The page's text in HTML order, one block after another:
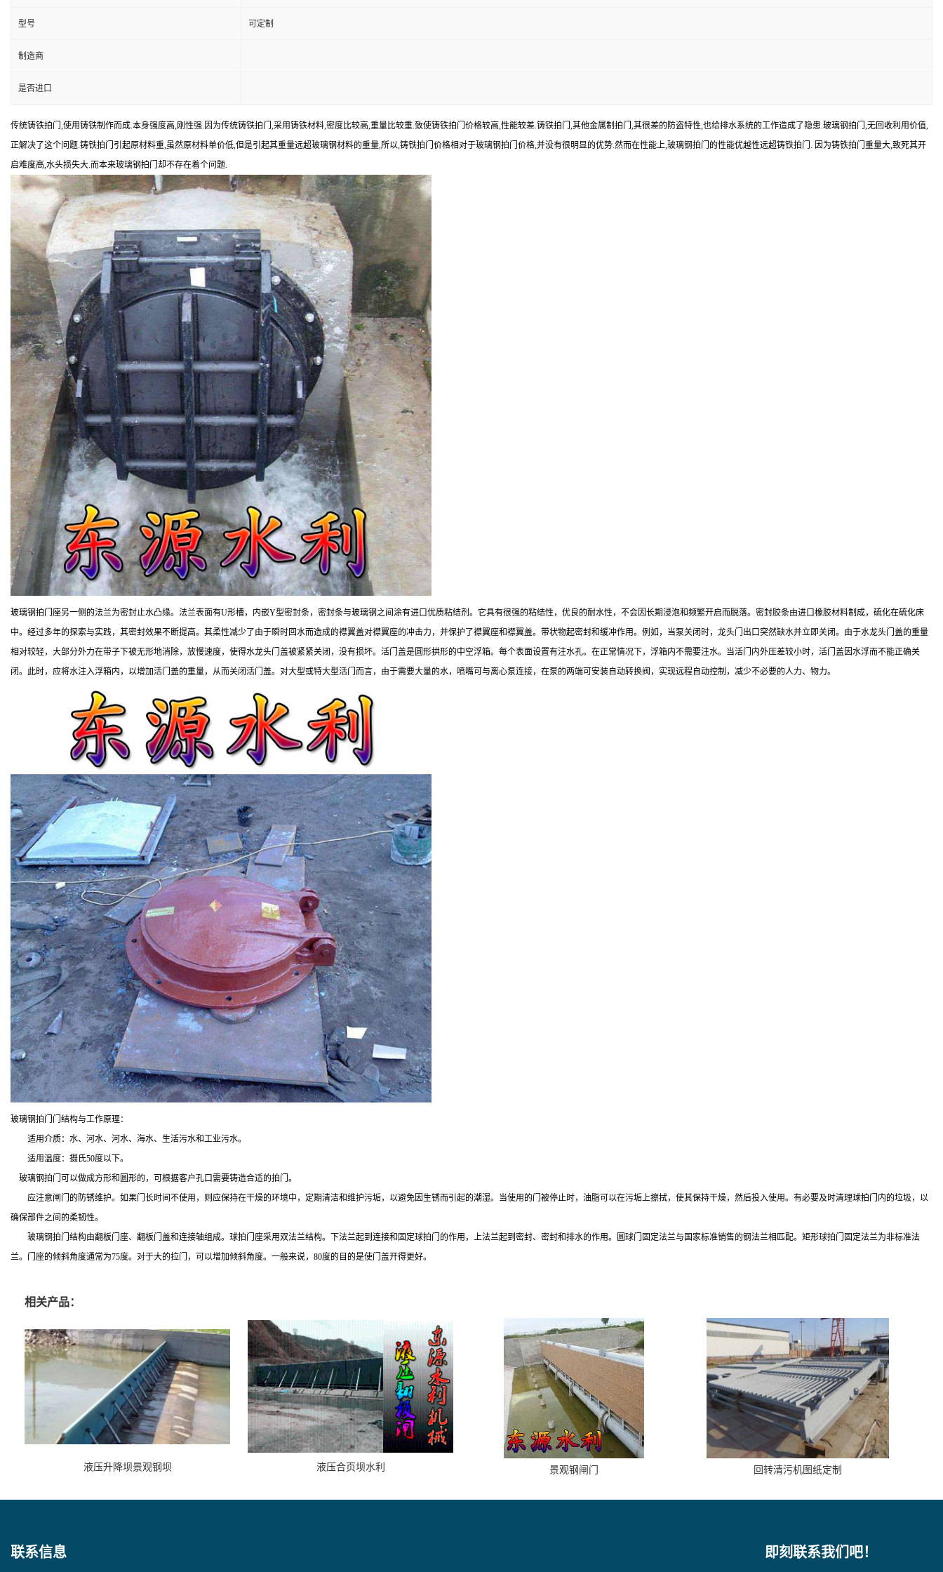
型号 可定制
制造商
是否进口
传统铸铁拍门,使用铸铁制作而成.本身强度高,刚性强.因为传统铸铁拍门,采用铸铁材料,密度比较高,重量比较重.致使铸铁拍门价格较高,性能较差.铸铁拍门,其他金属制拍门,其很差的防盗特性,也给排水系统的工作造成了隐患.玻璃钢拍门,无回收利用价值,
正解决了这个问题.铸铁拍门引起原材料重,虽然原材料单价低,但是引起其重量远超玻璃钢材料的重量,所以,铸铁拍门价格相对于玻璃钢拍门价格,并没有很明显的优势.然而在性能上,玻璃钢拍门的性能优越性远超铸铁拍门. 因为铸铁拍门重量大,致死其开
启难度高,水头损失大.而本来玻璃钢拍门却不存在着个问题.
玻璃钢拍门座另一侧的法兰为密封止水凸缘。法兰表面有U形槽，内嵌Y型密封条，密封条与玻璃钢之间涂有进口优质粘结剂。它具有很强的粘结性，优良的耐水性，不会因长期浸泡和频繁开启而脱落。密封胶条由进口橡胶材料制成，硫化在硫化床
中。经过多年的探索与实践，其密封效果不断提高。其柔性减少了由于瞬时回水而造成的襟翼盖对襟翼座的冲击力，并保护了襟翼座和襟翼盖。带状物起密封和缓冲作用。例如，当泵关闭时，龙头门出口突然缺水并立即关闭。由于水龙头门盖的重量
相对较轻，大部分外力在带子下被无形地消除，放慢速度，使得水龙头门盖被紧紧关闭，没有损坏。活门盖是圆形拱形的中空浮箱。每个表面设置有注水孔。在正常情况下，浮箱内不需要注水。当活门内外压差较小时，活门盖因水浮而不能正确关
闭。此时，应将水注入浮箱内，以增加活门盖的重量，从而关闭活门盖。对大型或特大型活门而言，由于需要大量的水，喷嘴可与离心泵连接，在泵的两端可安装自动转换阀，实现远程自动控制，减少不必要的人力、物力。
玻璃钢拍门门结构与工作原理：
适用介质：水、河水、河水、海水、生活污水和工业污水。
适用温度：摄氏50度以下。
玻璃钢拍门可以做成方形和圆形的，可根据客户孔口需要铸造合适的拍门。
应注意闸门的防锈维护。如果门长时间不使用，则应保持在干燥的环境中，定期清洁和维护污垢，以避免因生锈而引起的潮湿。当使用的门被停止时，油脂可以在污垢上擦拭，使其保持干燥，然后投入使用。有必要及时清理球拍门内的垃圾，以
确保部件之间的柔韧性。
玻璃钢拍门结构由翻板门座、翻板门盖和连接轴组成。球拍门座采用双法兰结构。下法兰起到连接和固定球拍门的作用，上法兰起到密封、密封和排水的作用。圆球门固定法兰与国家标准销售的钢法兰相匹配。矩形球拍门固定法兰为非标准法
兰。门座的倾斜角度通常为75度。对于大的拉门，可以增加倾斜角度。一般来说，80度的目的是使门盖开得更好。
相关产品：
液压升降坝景观钢坝 液压合页坝水利 景观钢闸门 回转清污机图纸定制
联系信息 即刻联系我们吧！